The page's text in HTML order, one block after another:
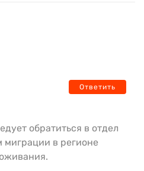
Ответить
обратиться в отдел
в регионе